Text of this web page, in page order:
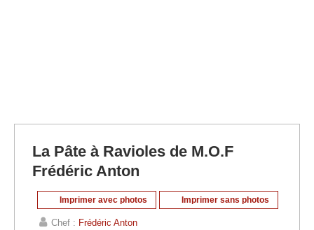
La Pâte à Ravioles de M.O.F
Frédéric Anton
Imprimer avec photos Imprimer sans photos
Chef : Frédéric Anton